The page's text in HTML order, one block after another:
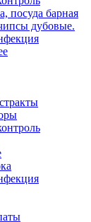
посуда барная
дубовые.